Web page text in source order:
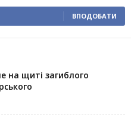
ВПОДОБАТИ
на щиті загиблого